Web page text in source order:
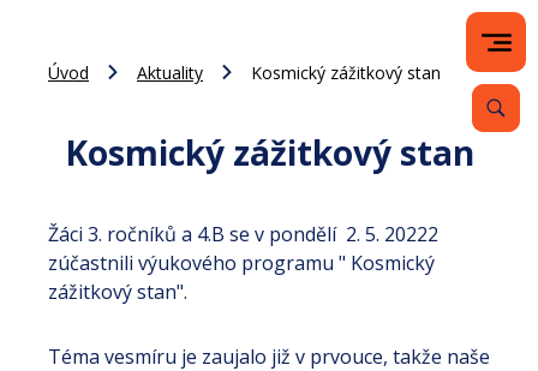
Úvod Aktuality Kosmický zážitkový stan
Kosmický zážitkový stan
Žáci 3. ročníků a 4.B se v pondělí 2. 5. 20222
zúčastnili výukového programu " Kosmický
zážitkový stan".
Téma vesmíru je zaujalo již v prvouce, takže naše